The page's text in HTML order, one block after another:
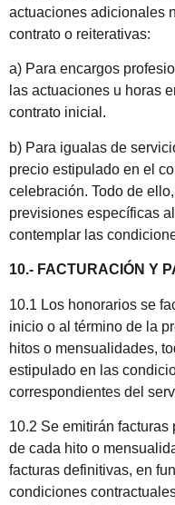
actuaciones adicionales
contrato o reiterativas:
a) Para encargos
las actuaciones u horas
contrato inicial.
b) Para igualas de
precio estipulado en el
celebración. Todo de
previsiones específicas
contemplar las
10.- FACTURACIÓN Y
10.1 Los honorarios se
inicio o al término de la
hitos o mensualidades,
estipulado en las
correspondientes del
10.2 Se emitirán
de cada hito o
facturas definitivas, en
condiciones